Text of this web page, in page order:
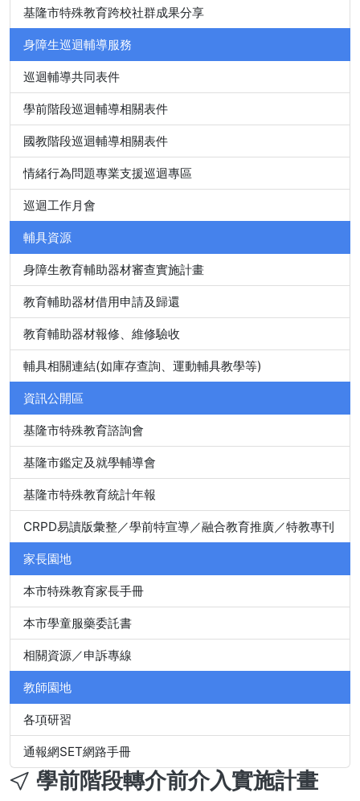
基隆市特殊教育跨校社群成果分享
身障生巡迴輔導服務
巡迴輔導共同表件
學前階段巡迴輔導相關表件
國教階段巡迴輔導相關表件
情緒行為問題專業支援巡迴專區
巡迴工作月會
輔具資源
身障生教育輔助器材審查實施計畫
教育輔助器材借用申請及歸還
教育輔助器材報修、維修驗收
輔具相關連結(如庫存查詢、運動輔具教學等)
資訊公開區
基隆市特殊教育諮詢會
基隆市鑑定及就學輔導會
基隆市特殊教育統計年報
CRPD易讀版彙整／學前特宣導／融合教育推廣／特教專刊
家長園地
本市特殊教育家長手冊
本市學童服藥委託書
相關資源／申訴專線
教師園地
各項研習
通報網SET網路手冊
學前階段轉介前介入實施計畫